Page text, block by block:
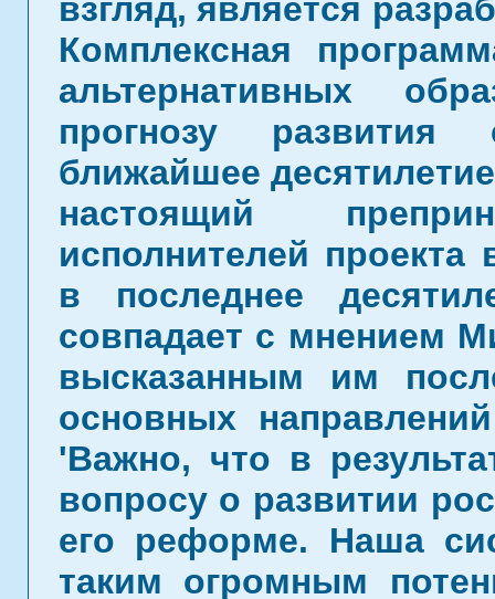
взгляд, является
Комплексная
альтернативных
прогнозу
ближайшее
настоящий
исполнителей
в последнее
совпадает с мнением
высказанным им
основных
'Важно, что в
вопросу о развитии
его реформе. Наша
таким огромным